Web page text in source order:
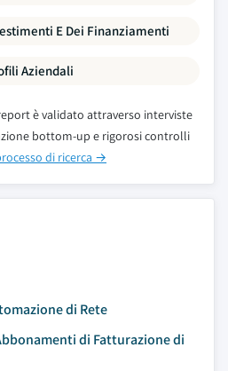
E Dei Finanziamenti
Aziendali
è validato attraverso interviste
bottom-up e rigorosi controlli
di ricerca →
di Rete
di Fatturazione di